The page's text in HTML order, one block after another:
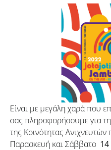
Είναι με μεγάλη χαρά που
σας πληροφορήσουμε για
της Κοινότητας
Παρασκευή και Σάββατο